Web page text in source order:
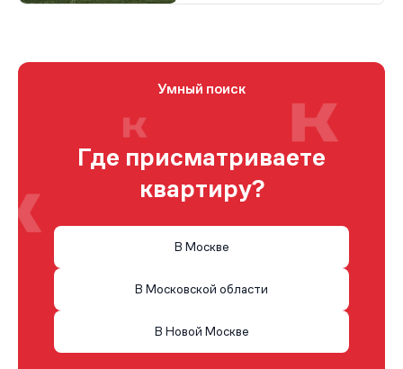
Умный поиск
Где присматриваете
квартиру?
В Москве
В Московской области
В Новой Москве